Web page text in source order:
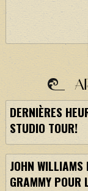
DERNIÈRES
STUDIO TOUR!
JOHN WILLIAMS
GRAMMY POUR